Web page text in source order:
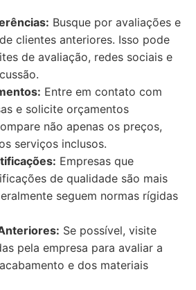
Busque por avaliações e
clientes anteriores. Isso pode
de avaliação, redes sociais e
Entre em contato com
e solicite orçamentos
não apenas os preços,
serviços inclusos.
Empresas que
de qualidade são mais
seguem normas rígidas
Se possível, visite
pela empresa para avaliar a
e dos materiais